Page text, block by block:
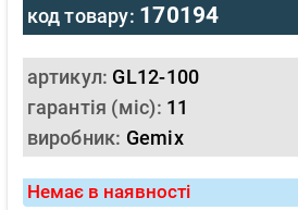
код товару: 170194
артикул: GL12-100
гарантія (міс): 11
виробник: Gemix
Немає в наявності